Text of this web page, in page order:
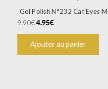
Gel Polish N°232 Cat Eyes
9.90€4.95€
Ajouter au panier